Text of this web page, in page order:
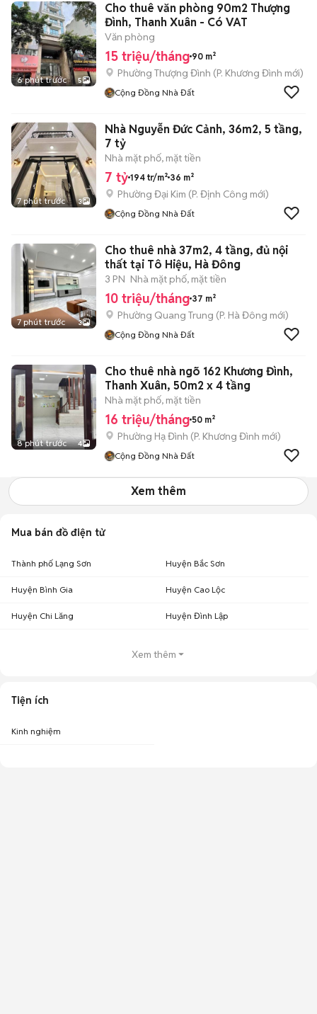
6 phút trước 5
Cho thuê văn phòng 90m2 Thượng
Đình, Thanh Xuân - Có VAT
Văn phòng
15 triệu/tháng 90 m²
Phường Thượng Đình (P. Khương Đình mới)
Cộng Đồng Nhà Đất
7 phút trước 3
Nhà Nguyễn Đức Cảnh, 36m2, 5 tầng,
7 tỷ
Nhà mặt phố, mặt tiền
7 tỷ 194 tr/m² 36 m²
Phường Đại Kim (P. Định Công mới)
Cộng Đồng Nhà Đất
7 phút trước 3
Cho thuê nhà 37m2, 4 tầng, đủ nội
thất tại Tô Hiệu, Hà Đông
3 PN Nhà mặt phố, mặt tiền
10 triệu/tháng 37 m²
Phường Quang Trung (P. Hà Đông mới)
Cộng Đồng Nhà Đất
8 phút trước 4
Cho thuê nhà ngõ 162 Khương Đình,
Thanh Xuân, 50m2 x 4 tầng
Nhà mặt phố, mặt tiền
16 triệu/tháng 50 m²
Phường Hạ Đình (P. Khương Đình mới)
Cộng Đồng Nhà Đất
Xem thêm
Mua bán đồ điện tử
Thành phố Lạng Sơn Huyện Bắc Sơn
Huyện Bình Gia Huyện Cao Lộc
Huyện Chi Lăng Huyện Đình Lập
Xem thêm
Tiện ích
Kinh nghiệm